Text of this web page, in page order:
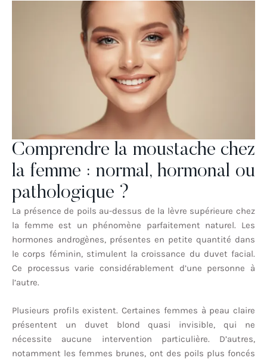
Comprendre la moustache chez
la femme : normal, hormonal ou
pathologique ?
La présence de poils au-dessus de la lèvre supérieure chez
la femme est un phénomène parfaitement naturel. Les
hormones androgènes, présentes en petite quantité dans
le corps féminin, stimulent la croissance du duvet facial.
Ce processus varie considérablement d’une personne à
l’autre.
Plusieurs profils existent. Certaines femmes à peau claire
présentent un duvet blond quasi invisible, qui ne
nécessite aucune intervention particulière. D’autres,
notamment les femmes brunes, ont des poils plus foncés